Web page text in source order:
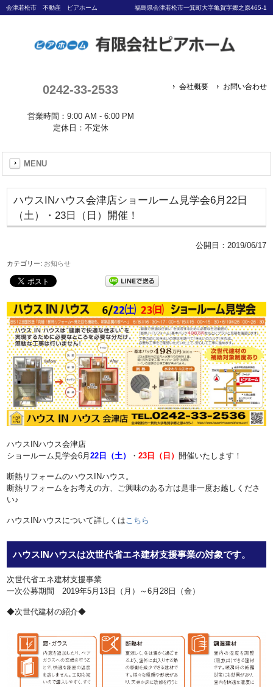
会津若松市 不動産 ピアホーム 福島県会津若松市一箕町大字亀賀字郷之原465-1
0242-33-2533
営業時間：9:00 AM - 6:00 PM
定休日：不定休
会社概要 お問い合わせ
MENU
ハウスINハウス会津店ショールーム見学会6月22日
（土）・23日（日）開催！
公開日： 2019/06/17
カテゴリー: お知らせ
ハウスINハウス会津店
ショールーム見学会6月22日（土） ・23日（日） 開催いたします！
断熱リフォームのハウスINハウス。
断熱リフォームをお考えの方、ご興味のある方は是非一度お越しくださ
い♪
ハウスINハウスについて詳しくはこちら
ハウスINハウスは次世代省エネ建材支援事業の対象です。
次世代省エネ建材支援事業
一次公募期間 2019年5月13日（月）～6月28日（金）
◆次世代建材の紹介◆